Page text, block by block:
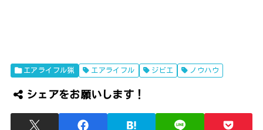
エアライフル猟 エアライフル ジビエ ノウハウ
シェアをお願いします！